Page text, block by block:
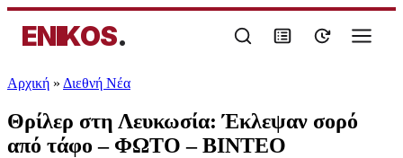
ENIKOS.
Αρχική » Διεθνή Νέα
Θρίλερ στη Λευκωσία: Έκλεψαν σορό
από τάφο – ΦΩΤΟ – ΒΙΝΤΕΟ